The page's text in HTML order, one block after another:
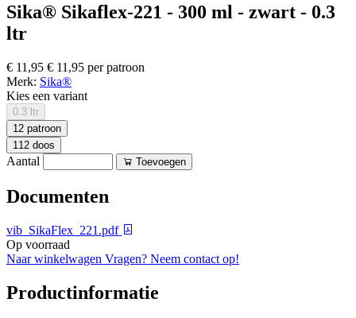
Sika® Sikaflex-221 - 300 ml - zwart - 0.3
ltr
€ 11,95 € 11,95 per patroon
Merk: Sika®
Kies een variant
0.3 ltr
12 patroon
112 doos
Aantal Toevoegen
Documenten
vib_SikaFlex_221.pdf
Op voorraad
Naar winkelwagen Vragen? Neem contact op!
Productinformatie